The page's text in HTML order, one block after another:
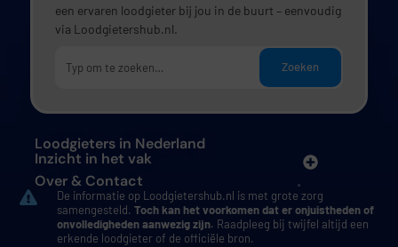
Over & Contact
Inzicht in het vak
Loodgieters in Nederland
een ervaren loodgieter bij jou in de buurt – eenvoudig
via Loodgietershub.nl.
Zoeken
De informatie op Loodgietershub.nl is met grote zorg
samengesteld.Toch kan het voorkomen dat er onjuistheden of
onvolledigheden aanwezig zijn. Raadpleeg bij twijfel altijd een
erkende loodgieter of de officiële bron.